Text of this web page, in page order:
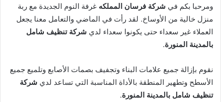
ومرحبا بكم في شركة فرسان المملكه غرفة النوم الجديدة مع ربة
منزل خالية من الأوساخ. لقد رأت في الماضي والتعامل معنا يجعل
العملاء غير سعداء حتى يكونوا سعداء لدي شركة تنظيف شامل
بالمدينة المنورة.
نقوم بإزالة جميع علامات البناء وتجفيف بصمات الأصابع وتلميع جميع
الأسطح وتطهير المنطقة بالأداة المناسبة التي تساعد لدي شركة
تنظيف شامل بالمدينة المنورة.